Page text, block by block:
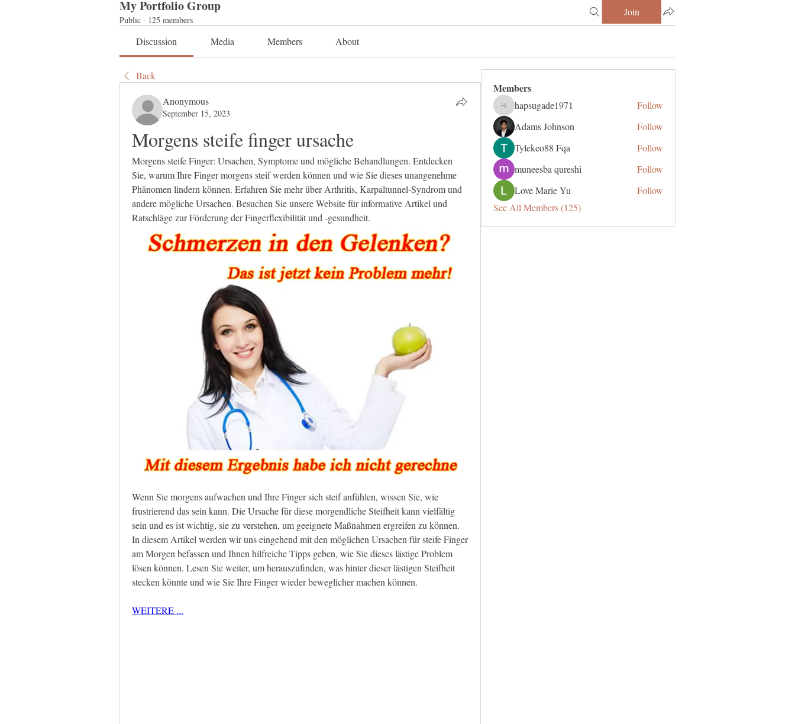
My Portfolio Group
Public · 125 members
Join
Discussion Media Members About
Back
Anonymous
September 15, 2023
Morgens steife finger ursache
Morgens steife Finger: Ursachen, Symptome und mögliche Behandlungen. Entdecken
Sie, warum Ihre Finger morgens steif werden können und wie Sie dieses unangenehme
Phänomen lindern können. Erfahren Sie mehr über Arthritis, Karpaltunnel-Syndrom und
andere mögliche Ursachen. Besuchen Sie unsere Website für informative Artikel und
Ratschläge zur Förderung der Fingerflexibilität und -gesundheit.
Wenn Sie morgens aufwachen und Ihre Finger sich steif anfühlen, wissen Sie, wie
frustrierend das sein kann. Die Ursache für diese morgendliche Steifheit kann vielfältig
sein und es ist wichtig, sie zu verstehen, um geeignete Maßnahmen ergreifen zu können.
In diesem Artikel werden wir uns eingehend mit den möglichen Ursachen für steife Finger
am Morgen befassen und Ihnen hilfreiche Tipps geben, wie Sie dieses lästige Problem
lösen können. Lesen Sie weiter, um herauszufinden, was hinter dieser lästigen Steifheit
stecken könnte und wie Sie Ihre Finger wieder beweglicher machen können.
WEITERE ...
Members
hapsugade1971
hapsugade1971
Follow
Adams Johnson
Follow
Tylekeo88 Fqa
Follow
muneesba qureshi
Follow
Love Marie Yu
Follow
See All Members (125)